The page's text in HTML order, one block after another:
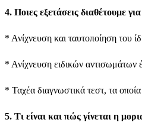
4. Ποιες εξετάσεις διαθέτουμε
* Ανίχνευση και ταυτοποίηση του
* Ανίχνευση ειδικών αντισωμάτων
* Ταχέα διαγνωστικά τεστ, τα
5. Τι είναι και πώς γίνεται η